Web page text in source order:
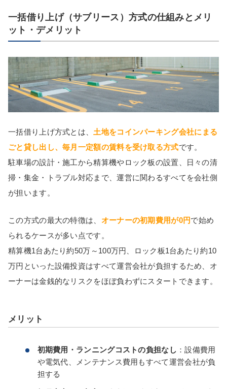
一括借り上げ（サブリース）方式の仕組みとメリ
ット・デメリット
一括借り上げ方式とは、土地をコインパーキング会社にまる
ごと貸し出し、毎月一定額の賃料を受け取る方式です。
駐車場の設計・施工から精算機やロック板の設置、日々の清
掃・集金・トラブル対応まで、運営に関わるすべてを会社側
が担います。
この方式の最大の特徴は、 オーナーの初期費用が0円で始め
られるケースが多い点です。
精算機1台あたり約50万～100万円、ロック板1台あたり約10
万円といった設備投資はすべて運営会社が負担するため、オ
ーナーは金銭的なリスクをほぼ負わずにスタートできます。
メリット
初期費用・ランニングコストの負担なし ：設備費用
や電気代、メンテナンス費用もすべて運営会社が負
担する